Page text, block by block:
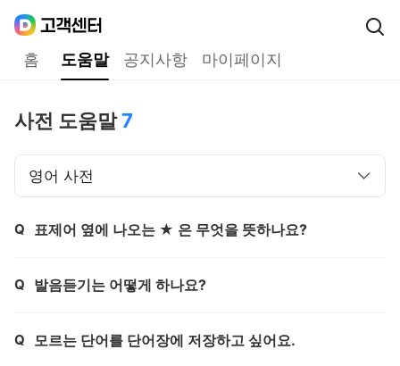
홈 도움말 공지사항 마이페이지
사전 도움말7
영어 사전
Q 표제어 옆에 나오는 ★ 은 무엇을 뜻하나요?
Q 발음듣기는 어떻게 하나요?
Q 모르는 단어를 단어장에 저장하고 싶어요.